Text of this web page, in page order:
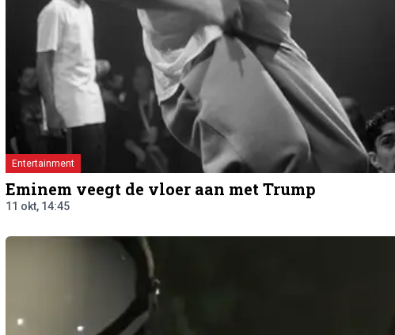
Entertainment
Eminem veegt de vloer aan met Trump
11 okt, 14:45